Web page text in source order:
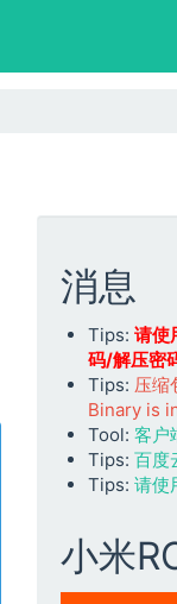
消息
Tips: 请使
码/解压密
Tips: 压缩
Binary is
Tool: 客户
Tips: 百度
Tips: 请使
小米